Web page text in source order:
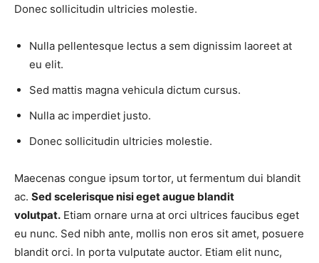
Donec sollicitudin ultricies molestie.
Nulla pellentesque lectus a sem dignissim laoreet at
eu elit.
Sed mattis magna vehicula dictum cursus.
Nulla ac imperdiet justo.
Donec sollicitudin ultricies molestie.
Maecenas congue ipsum tortor, ut fermentum dui blandit
ac. Sed scelerisque nisi eget augue blandit
volutpat. Etiam ornare urna at orci ultrices faucibus eget
eu nunc. Sed nibh ante, mollis non eros sit amet, posuere
blandit orci. In porta vulputate auctor. Etiam elit nunc,